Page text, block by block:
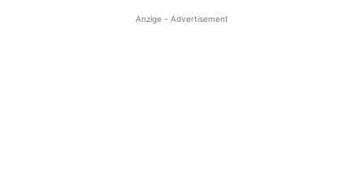
Anzige - Advertisement